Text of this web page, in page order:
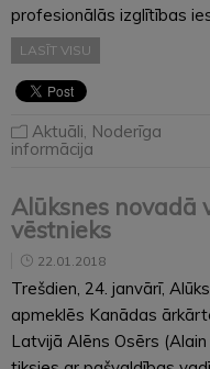
profesionālās izglītības
LASĪT VISU
Aktuāli Noderīga
informācija
Alūksnes novadā
vēstnieks
22.01.2018
Trešdien, 24. janvārī,
apmeklēs Kanādas
Latvijā Alēns Osērs